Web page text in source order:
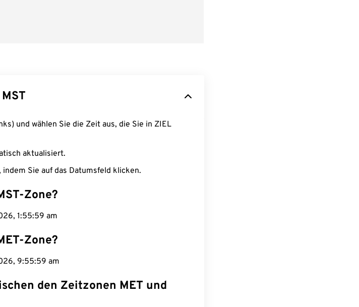
und wählen Sie die Zeit aus, die Sie in ZIEL
aktualisiert.
Sie auf das Datumsfeld klicken.
Zone?
1:56:00 am
Zone?
9:56:00 am
den Zeitzonen MET und